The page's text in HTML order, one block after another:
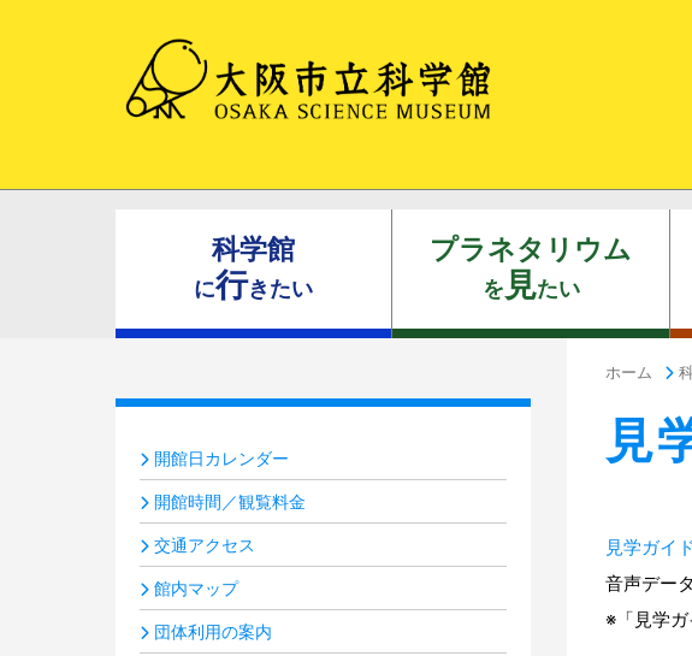
科学館
に行きたい
プラネタリウム
を 見たい
ホーム
見
見学ガイド
音声デー
※「見学
開館日カレンダー
開館時間／観覧料金
交通アクセス
館内マップ
団体利用の案内